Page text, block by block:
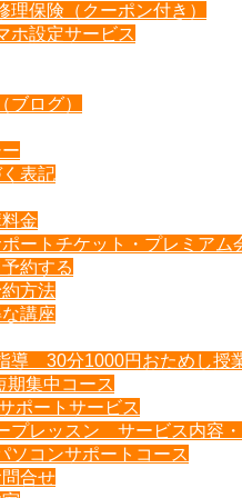
理保険（クーポン付き）
ホ設定サービス
ブログ）
表記
金
ートチケット・プレミアム
約する
方法
講座
導 30分1000円おためし授
期集中コース
ポートサービス
プレッスン サービス内容
ソコンサポートコース
合せ